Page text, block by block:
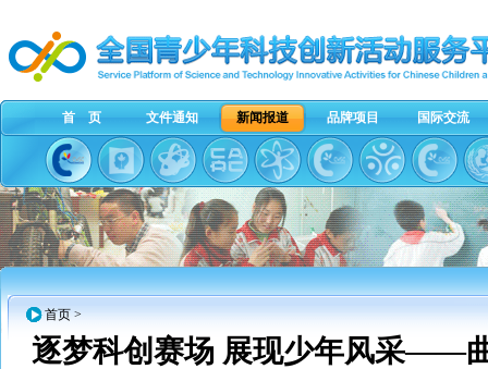
首 页 文件通知 新闻报道 品牌项目 国际交流
首页 >
逐梦科创赛场 展现少年风采——